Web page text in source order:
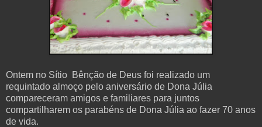
Ontem no Sítio Bênção de Deus foi realizado um
requintado almoço pelo aniversário de Dona Júlia
compareceram amigos e familiares para juntos
compartilharem os parabéns de Dona Júlia ao fazer 70 anos
de vida.